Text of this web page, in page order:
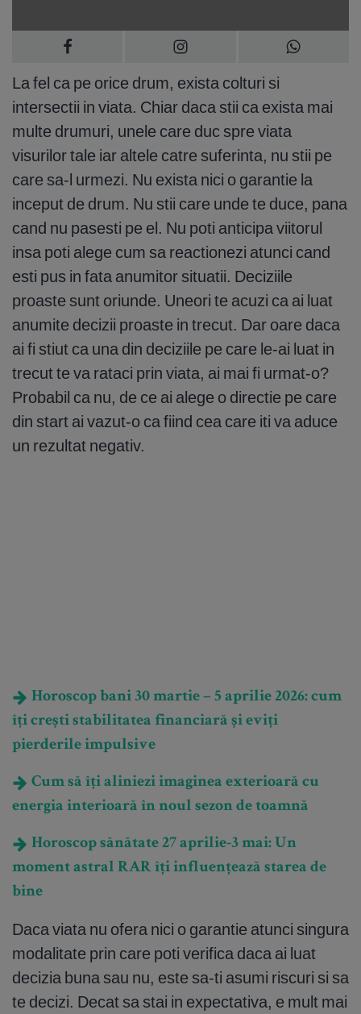
La fel ca pe orice drum, exista colturi si
intersectii in viata. Chiar daca stii ca exista mai
multe drumuri, unele care duc spre viata
visurilor tale iar altele catre suferinta, nu stii pe
care sa-l urmezi. Nu exista nici o garantie la
inceput de drum. Nu stii care unde te duce, pana
cand nu pasesti pe el. Nu poti anticipa viitorul
insa poti alege cum sa reactionezi atunci cand
esti pus in fata anumitor situatii. Deciziile
proaste sunt oriunde. Uneori te acuzi ca ai luat
anumite decizii proaste in trecut. Dar oare daca
ai fi stiut ca una din deciziile pe care le-ai luat in
trecut te va rataci prin viata, ai mai fi urmat-o?
Probabil ca nu, de ce ai alege o directie pe care
din start ai vazut-o ca fiind cea care iti va aduce
un rezultat negativ.
Horoscop bani 30 martie – 5 aprilie 2026: cum
îți crești stabilitatea financiară și eviți
pierderile impulsive
Cum să îți aliniezi imaginea exterioară cu
energia interioară în noul sezon de toamnă
Horoscop sănătate 27 aprilie-3 mai: Un
moment astral RAR îți influențează starea de
bine
Daca viata nu ofera nici o garantie atunci singura
modalitate prin care poti verifica daca ai luat
decizia buna sau nu, este sa-ti asumi riscuri si sa
te decizi. Decat sa stai in expectativa, e mult mai